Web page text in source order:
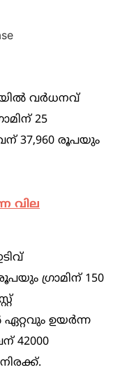
വര്‍ധനവ്
25
37,960 രൂപയും
വില
ഗ്രാമിന് 150
ഉയര്‍ന്ന
42000